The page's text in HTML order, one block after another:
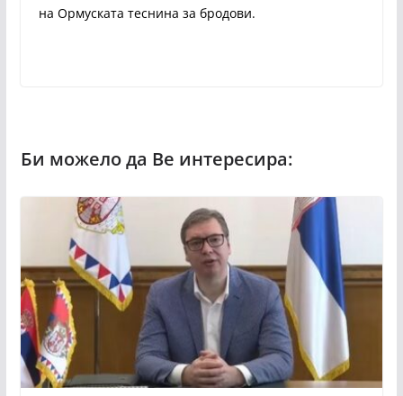
на Ормуската теснина за бродови.